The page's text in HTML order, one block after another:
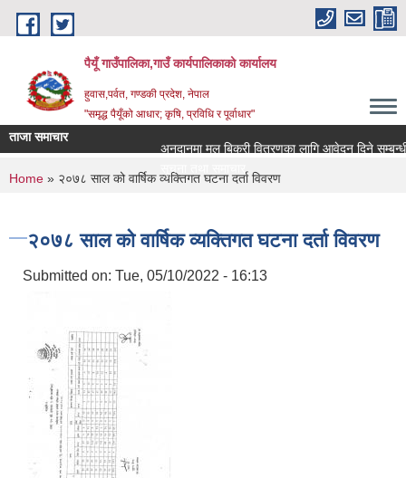
Skip to main content
पैयूँ गाउँपालिका,गाउँ कार्यपालिकाको कार्यालय
हुवास,पर्वत, गण्डकी प्रदेश, नेपाल
"समृद्ध पैयूँको आधार; कृषि, प्रविधि र पूर्वाधार"
ताजा समाचार
अनुदानमा मल बिक्री वितरणका लागि आवेदन दिने सम्बन्धी
सूचना तथा समाचार
You are here
Home » २०७८ साल को वार्षिक व्यक्तिगत घटना दर्ता विवरण
२०७८ साल को वार्षिक व्यक्तिगत घटना दर्ता विवरण
Submitted on: Tue, 05/10/2022 - 16:13